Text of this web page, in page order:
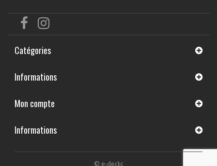
Catégories
Informations
© e-declic
Mon compte
Informations